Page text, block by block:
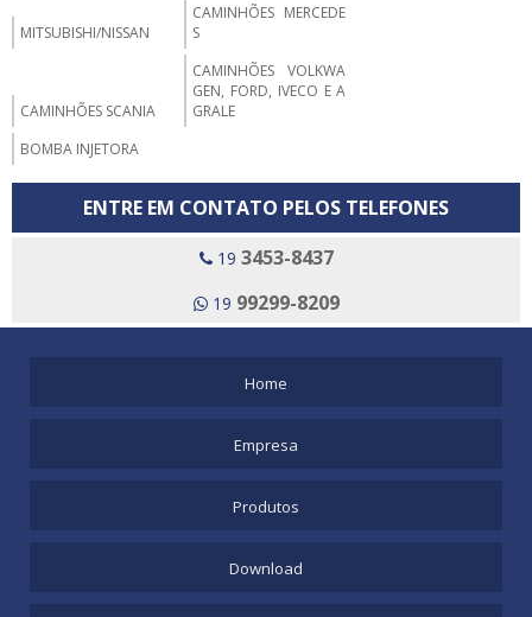
MITSUBISHI/NISSAN
CAMINHÕES MERCEDE
S
CAMINHÕES SCANIA
CAMINHÕES VOLKWA
GEN, FORD, IVECO E A
GRALE
BOMBA INJETORA
ENTRE EM CONTATO PELOS TELEFONES
19 3453-8437
19 99299-8209
Home
Empresa
Produtos
Download